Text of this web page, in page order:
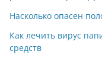
Насколько опасен
Как лечить вирус
средств